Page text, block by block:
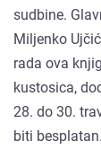
sudbine.
Miljenko
rada ova
kustosica,
28. do 30.
biti besplatan.